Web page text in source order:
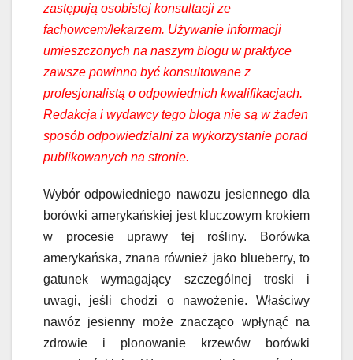
zastępują osobistej konsultacji ze
fachowcem/lekarzem. Używanie informacji
umieszczonych na naszym blogu w praktyce
zawsze powinno być konsultowane z
profesjonalistą o odpowiednich kwalifikacjach.
Redakcja i wydawcy tego bloga nie są w żaden
sposób odpowiedzialni za wykorzystanie porad
publikowanych na stronie.
Wybór odpowiedniego nawozu jesiennego dla
borówki amerykańskiej jest kluczowym krokiem
w procesie uprawy tej rośliny. Borówka
amerykańska, znana również jako blueberry, to
gatunek wymagający szczególnej troski i
uwagi, jeśli chodzi o nawożenie. Właściwy
nawóz jesienny może znacząco wpłynąć na
zdrowie i plonowanie krzewów borówki